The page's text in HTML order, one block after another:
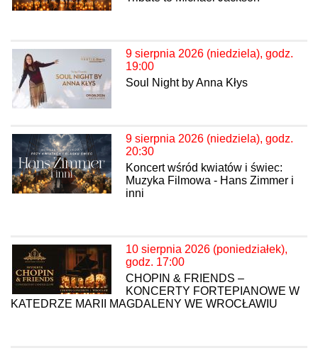
9 sierpnia 2026 (niedziela), godz.
19:00
Soul Night by Anna Kłys
9 sierpnia 2026 (niedziela), godz.
20:30
Koncert wśród kwiatów i świec:
Muzyka Filmowa - Hans Zimmer i
inni
10 sierpnia 2026 (poniedziałek),
godz. 17:00
CHOPIN & FRIENDS –
KONCERTY FORTEPIANOWE W
KATEDRZE MARII MAGDALENY WE WROCŁAWIU